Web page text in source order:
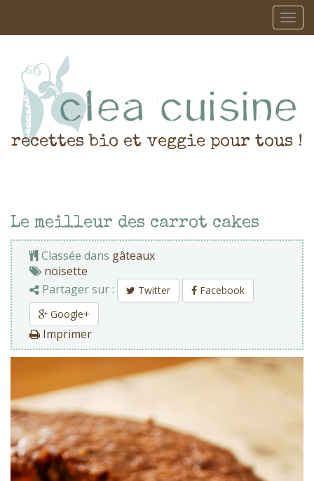
recettes bio et veggie pour tous !
Le meilleur des carrot cakes
Classée dans gâteaux
noisette
Partager sur :
Twitter
Facebook
Google+
Imprimer